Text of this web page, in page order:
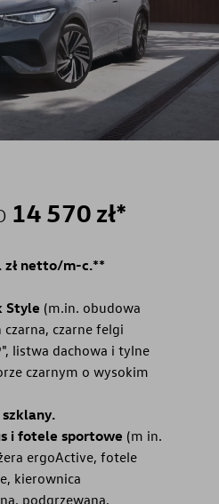
14 570 zł*
zł netto/m-c.**
Style (m.in. obudowa
czarne felgi
listwa dachowa i tylne
czarnym o wysokim
i fotele sportowe (m in.
ergoActive, fotele
kierownica
podgrzewana,